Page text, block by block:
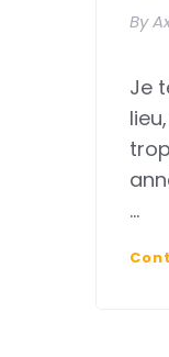
By
Je
…